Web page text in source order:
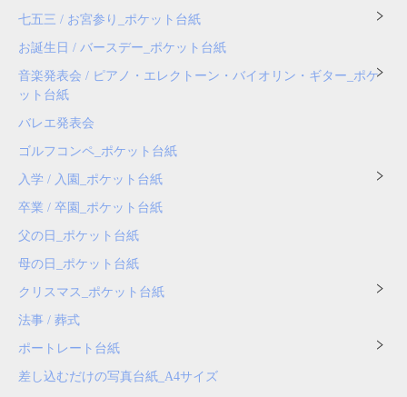
七五三 / お宮参り_ポケット台紙
お誕生日 / バースデー_ポケット台紙
音楽発表会 / ピアノ・エレクトーン・バイオリン・ギター_ポケ
ット台紙
バレエ発表会
ゴルフコンペ_ポケット台紙
入学 / 入園_ポケット台紙
卒業 / 卒園_ポケット台紙
父の日_ポケット台紙
母の日_ポケット台紙
クリスマス_ポケット台紙
法事 / 葬式
ポートレート台紙
差し込むだけの写真台紙_A4サイズ